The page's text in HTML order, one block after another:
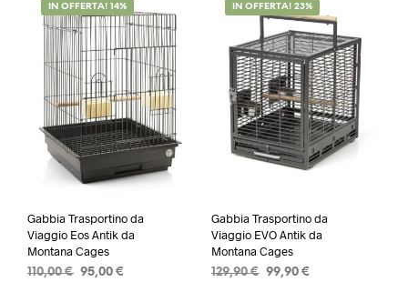
IN OFFERTA! 14%
Gabbia Trasportino da
Viaggio Eos Antik da
Montana Cages
110,00€ Il95,00 €
IN OFFERTA! 23%
Gabbia Trasportino da
Viaggio EVO Antik da
Montana Cages
129,90€ Il99,90 €Il